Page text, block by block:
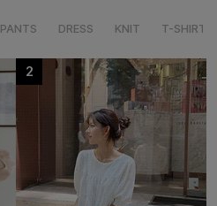
PANTS DRESS KNIT T-SHIRT